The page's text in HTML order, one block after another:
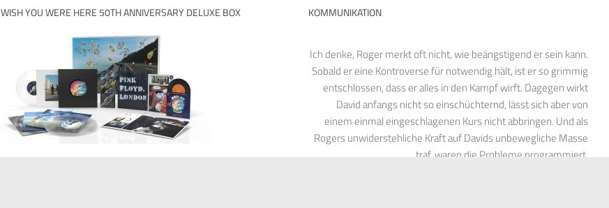
WISH YOU WERE HERE 50TH ANNIVERSARY DELUXE BOX KOMMUNIKATION
Ich denke, Roger merkt oft nicht, wie beängstigend er sein kann.
Sobald er eine Kontroverse für notwendig hält, ist er so grimmig
entschlossen, dass er alles in den Kampf wirft. Dagegen wirkt
David anfangs nicht so einschüchternd, lässt sich aber von
einem einmal eingeschlagenen Kurs nicht abbringen. Und als
Rogers unwiderstehliche Kraft auf Davids unbewegliche Masse
traf, waren die Probleme programmiert.